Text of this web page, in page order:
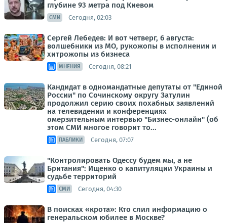
глубине 93 метра под Киевом
СМИ Сегодня, 02:03
Сергей Лебедев: И вот четверг, 6 августа:
волшебники из МО, рукожопы в исполнении и
хитрожопы из бизнеса
МНЕНИЯ Сегодня, 08:21
Кандидат в одномандатные депутаты от "Единой
России" по Сочинскому округу Затулин
продолжил серию своих похабных заявлений
на телевидении и конференциях
омерзительным интервью "Бизнес-онлайн" (об
этом СМИ многое говорит то...
ПАБЛИКИ Сегодня, 07:07
"Контролировать Одессу будем мы, а не
Британия": Ищенко о капитуляции Украины и
судьбе территорий
СМИ Сегодня, 04:30
В поисках «крота»: Кто слил информацию о
генеральском юбилее в Москве?